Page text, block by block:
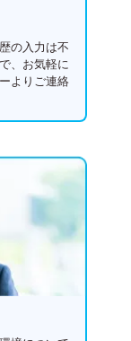
の入力は不
、お気軽に
よりご連絡